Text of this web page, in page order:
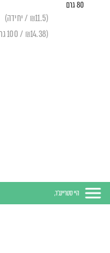
80 גרם
(₪11.5 / יחידה)
(₪14.38 / 100 גרם)
היי סטריינג'ר,